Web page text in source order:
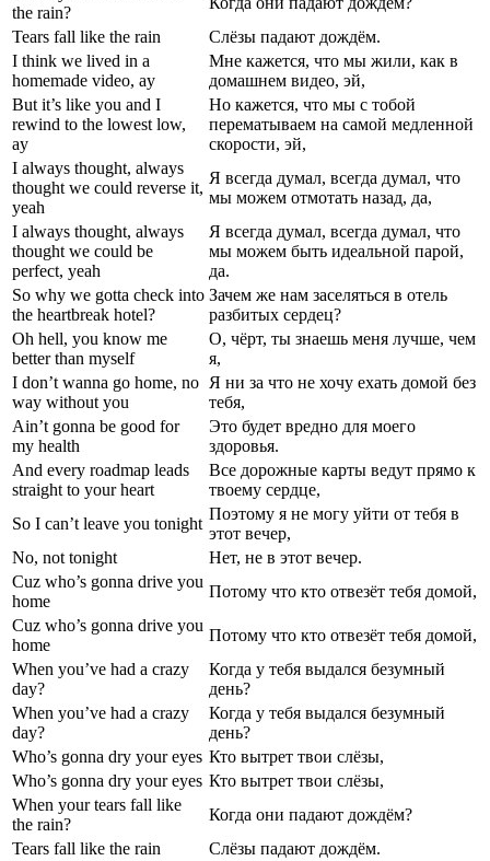
the rain?
Tears fall like the rain
Слёзы падают дождём.
I think we lived in a
homemade video, ay
Мне кажется, что мы жили, как в
домашнем видео, эй,
But it’s like you and I
rewind to the lowest low,
ay
Но кажется, что мы с тобой
перематываем на самой медленной
скорости, эй,
I always thought, always
thought we could reverse it,
yeah
Я всегда думал, всегда думал, что
мы можем отмотать назад, да,
I always thought, always
thought we could be
perfect, yeah
Я всегда думал, всегда думал, что
мы можем быть идеальной парой,
да.
So why we gotta check into
the heartbreak hotel?
Зачем же нам заселяться в отель
разбитых сердец?
Oh hell, you know me
better than myself
О, чёрт, ты знаешь меня лучше, чем
я,
I don’t wanna go home, no
way without you
Я ни за что не хочу ехать домой без
тебя,
Ain’t gonna be good for
my health
Это будет вредно для моего
здоровья.
And every roadmap leads
straight to your heart
Все дорожные карты ведут прямо к
твоему сердце,
So I can’t leave you tonight
Поэтому я не могу уйти от тебя в
этот вечер,
No, not tonight
Нет, не в этот вечер.
Cuz who’s gonna drive you
home
Потому что кто отвезёт тебя домой,
Cuz who’s gonna drive you
home
Потому что кто отвезёт тебя домой,
When you’ve had a crazy
day?
Когда у тебя выдался безумный
день?
When you’ve had a crazy
day?
Когда у тебя выдался безумный
день?
Who’s gonna dry your eyes Кто вытрет твои слёзы,
Who’s gonna dry your eyes Кто вытрет твои слёзы,
When your tears fall like
the rain?
Когда они падают дождём?
Tears fall like the rain
Слёзы падают дождём.